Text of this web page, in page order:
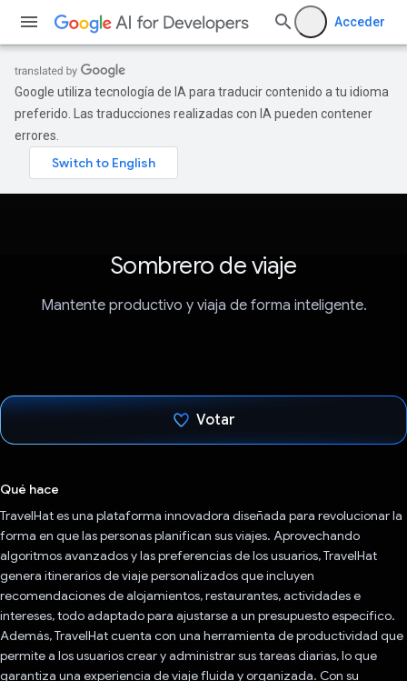
Acceder
Google utiliza tecnología de IA para traducir contenido a tu idioma
preferido. Las traducciones realizadas con IA pueden contener
errores.
Sombrero de viaje
Mantente productivo y viaja de forma inteligente.
Votar
Qué hace
TravelHat es una plataforma innovadora diseñada para revolucionar la
forma en que las personas planifican sus viajes. Aprovechando
algoritmos avanzados y las preferencias de los usuarios, TravelHat
genera itinerarios de viaje personalizados que incluyen
recomendaciones de alojamientos, restaurantes, actividades e
intereses, todo adaptado para ajustarse a un presupuesto específico.
Además, TravelHat cuenta con una herramienta de productividad que
permite a los usuarios crear y administrar sus tareas diarias, lo que
garantiza una experiencia de viaje fluida y organizada. Con su